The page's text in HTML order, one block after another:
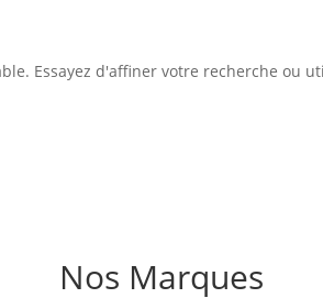
Essayez d'affiner votre recherche ou
Nos Marques